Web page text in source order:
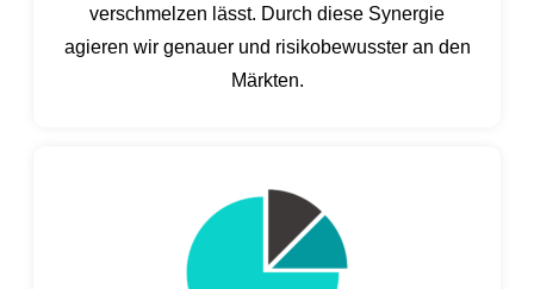
verschmelzen lässt. Durch diese Synergie
agieren wir genauer und risikobewusster an den
Märkten.